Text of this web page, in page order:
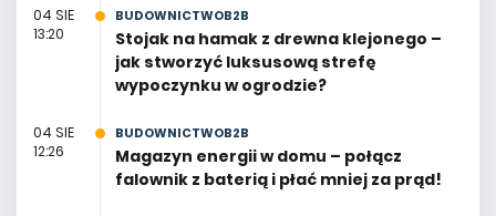
04 SIE
13:20
BUDOWNICTWOB2B
Stojak na hamak z drewna klejonego –
jak stworzyć luksusową strefę
wypoczynku w ogrodzie?
04 SIE
12:26
BUDOWNICTWOB2B
Magazyn energii w domu – połącz
falownik z baterią i płać mniej za prąd!